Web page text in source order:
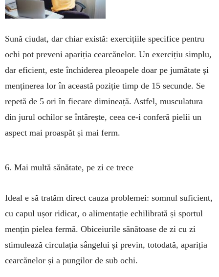
Sună ciudat, dar chiar există: exercițiile specifice pentru
ochi pot preveni apariția cearcănelor. Un exercițiu simplu,
dar eficient, este închiderea pleoapele doar pe jumătate și
menținerea lor în această poziție timp de 15 secunde. Se
repetă de 5 ori în fiecare dimineață. Astfel, musculatura
din jurul ochilor se întărește, ceea ce-i conferă pielii un
aspect mai proaspăt și mai ferm.
6. Mai multă sănătate, pe zi ce trece
Ideal e să tratăm direct cauza problemei: somnul suficient,
cu capul ușor ridicat, o alimentație echilibrată și sportul
mențin pielea fermă. Obiceiurile sănătoase de zi cu zi
stimulează circulația sângelui și previn, totodată, apariția
cearcănelor și a pungilor de sub ochi.